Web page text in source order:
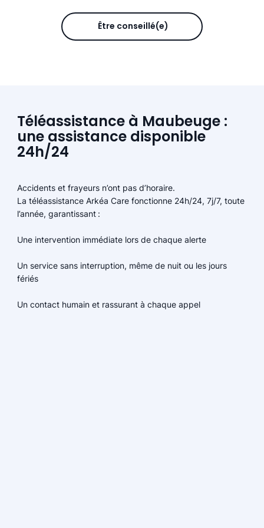
Être conseillé(e)
Téléassistance à Maubeuge :
une assistance disponible
24h/24
Accidents et frayeurs n’ont pas d’horaire.
La téléassistance Arkéa Care fonctionne 24h/24, 7j/7, toute
l’année, garantissant :
Une intervention immédiate lors de chaque alerte
Un service sans interruption, même de nuit ou les jours
fériés
Un contact humain et rassurant à chaque appel